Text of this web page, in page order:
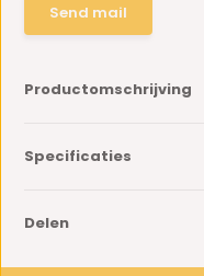
Send mail
Productomschrijving
Specificaties
Delen